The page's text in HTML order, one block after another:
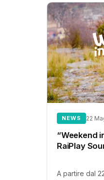
NEWS 22
“Weekend
RaiPlay
A partire dal